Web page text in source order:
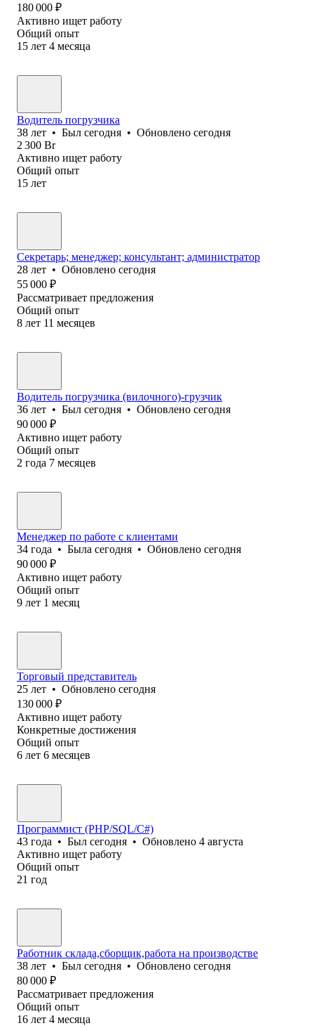
180 000 ₽
Активно ищет работу
Общий опыт
15 лет 4 месяца
Водитель погрузчика
38 лет • Был сегодня • Обновлено сегодня
2 300 Br
Активно ищет работу
Общий опыт
15 лет
Секретарь; менеджер; консультант; администратор
28 лет • Обновлено сегодня
55 000 ₽
Рассматривает предложения
Общий опыт
8 лет 11 месяцев
Водитель погрузчика (вилочного)-грузчик
36 лет • Был сегодня • Обновлено сегодня
90 000 ₽
Активно ищет работу
Общий опыт
2 года 7 месяцев
Менеджер по работе с клиентами
34 года • Была сегодня • Обновлено сегодня
90 000 ₽
Активно ищет работу
Общий опыт
9 лет 1 месяц
Торговый представитель
25 лет • Обновлено сегодня
130 000 ₽
Активно ищет работу
Конкретные достижения
Общий опыт
6 лет 6 месяцев
Программист (PHP/SQL/C#)
43 года • Был сегодня • Обновлено 4 августа
Активно ищет работу
Общий опыт
21 год
Работник склада,сборщик,работа на производстве
38 лет • Был сегодня • Обновлено сегодня
80 000 ₽
Рассматривает предложения
Общий опыт
16 лет 4 месяца